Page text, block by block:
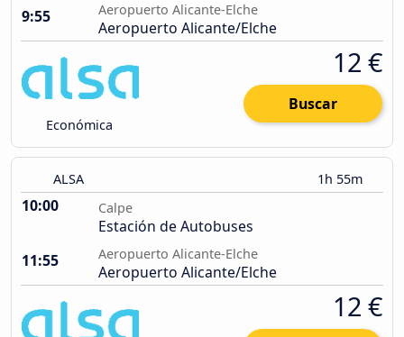
9:55
Aeropuerto Alicante-Elche
Aeropuerto Alicante/Elche
Económica
12 €
Buscar
ALSA 1h 55m
10:00 Calpe
Estación de Autobuses
11:55
Aeropuerto Alicante-Elche
Aeropuerto Alicante/Elche
12 €